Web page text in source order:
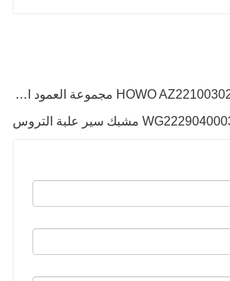
سابق : ساينو تراك HOWO AZ2210030220 مجموعة العمود المساعد